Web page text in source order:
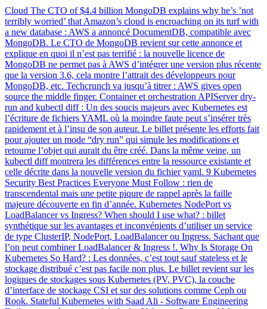
Cloud The CTO of $4.4 billion MongoDB explains why he’s ’not
terribly worried’ that Amazon’s cloud is encroaching on its turf with
a new database : AWS a annoncé DocumentDB, compatible avec
MongoDB. Le CTO de MongoDB revient sur cette annonce et
explique en quoi il n’est pas terrifié : la nouvelle licence de
MongoDB ne permet pas à AWS d’intégrer une version plus récente
que la version 3.6, cela montre l’attrait des développeurs pour
MongoDB, etc. Techcrunch va jusqu’à titrer : AWS gives open
source the middle finger. Container et orchestration APIServer dry-
run and kubectl diff : Un des soucis majeurs avec Kubernetes est
l’écriture de fichiers YAML où la moindre faute peut s’insérer très
rapidement et à l’insu de son auteur. Le billet présente les efforts fait
pour ajouter un mode “dry run” qui simule les modifications et
retourne l’objet qui aurait du être créé. Dans la même veine, un
kubectl diff montrera les différences entre la ressource existante et
celle décrite dans la nouvelle version du fichier yaml. 9 Kubernetes
Security Best Practices Everyone Must Follow : rien de
transcendental mais une petite piqure de rappel après la faille
majeure découverte en fin d’année. Kubernetes NodePort vs
LoadBalancer vs Ingress? When should I use what? : billet
synthétique sur les avantages et inconvénients d’utiliser un service
de type ClusterIP, NodePort, LoadBalancer ou Ingress. Sachant que
l’on peut combiner LoadBalancer & Ingress !. Why Is Storage On
Kubernetes So Hard? : Les données, c’est tout sauf stateless et le
stockage distribué c’est pas facile non plus. Le billet revient sur les
logiques de stockages sous Kubernetes (PV, PVC), la couche
d’interface de stockage CSI et sur des solutions comme Ceph ou
Rook. Stateful Kubernetes with Saad Ali - Software Engineering